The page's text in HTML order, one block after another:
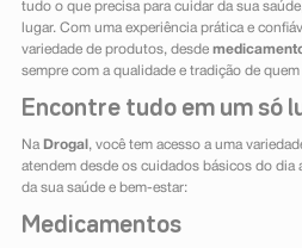
tudo o que precisa para cuidar da sua
lugar. Com uma experiência prática e
variedade de produtos, desde
sempre com a qualidade e tradição de
Encontre tudo em um só
Na Drogal , você tem acesso a uma
atendem desde os cuidados básicos do dia
da sua saúde e bem-estar:
Medicamentos